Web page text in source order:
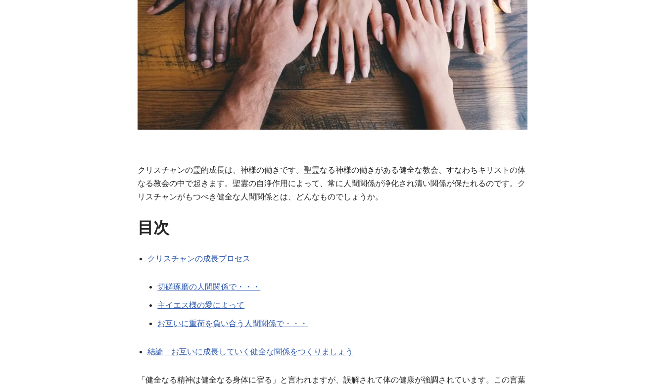
クリスチャンの霊的成長は、神様の働きです。聖霊なる神様の働きがある健全な教会、すなわちキリストの体
なる教会の中で起きます。聖霊の自浄作用によって、常に人間関係が浄化され清い関係が保たれるのです。ク
リスチャンがもつべき健全な人間関係とは、どんなものでしょうか。
目次
クリスチャンの成長プロセス
切磋琢磨の人間関係で・・・
主イエス様の愛によって
お互いに重荷を負い合う人間関係で・・・
結論 お互いに成長していく健全な関係をつくりましょう
「健全なる精神は健全なる身体に宿る」と言われますが、誤解されて体の健康が強調されています。この言葉